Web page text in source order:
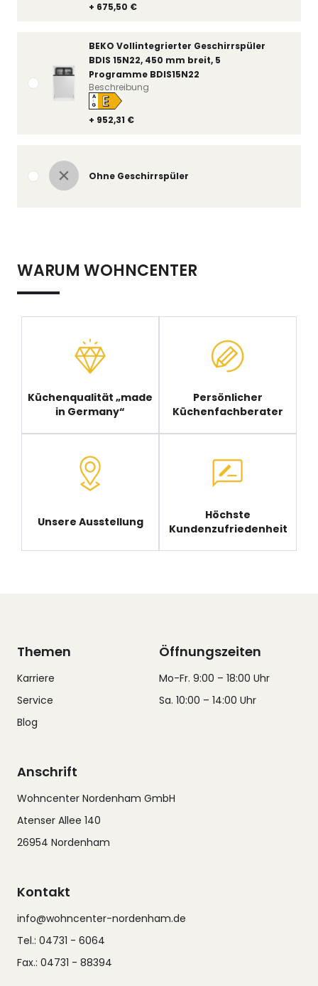
+ 675,50 €
BEKO Vollintegrierter Geschirrspüler
BDIS 15N22, 450 mm breit, 5
Programme BDIS15N22
+ 952,31 €
A
↑
G E
Beschreibung
Ohne Geschirrspüler
WARUM WOHNCENTER
Küchenqualität „made
in Germany“
Persönlicher
Küchenfachberater
Unsere Ausstellung
Höchste
Kundenzufriedenheit
Themen
Karriere
Service
Blog
Öffnungszeiten
Mo-Fr. 9:00 – 18:00 Uhr
Sa. 10:00 – 14:00 Uhr
Anschrift
Wohncenter Nordenham GmbH
Atenser Allee 140
26954 Nordenham
Kontakt
info@wohncenter-nordenham.de
Tel.: 04731 - 6064
Fax.: 04731 - 88394